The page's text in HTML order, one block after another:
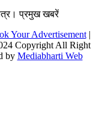
प्रमुख खबरें
Your Advertisement|
Copyright All Right
by Mediabharti Web